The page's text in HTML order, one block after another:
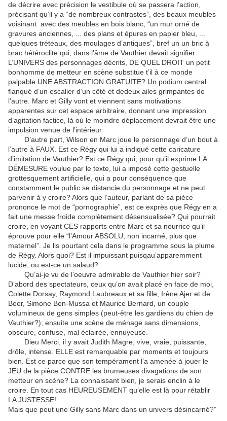
de décrire avec précision le vestibule où se passera l’action,
précisant qu’il y a “de nombreux contrastes”, des beaux meubles
voisinant avec des meubles en bois blanc, “un mur orné de
gravures anciennes, ... des plans et épures en papier bleu, ...
quelques tréteaux, des moulages d’antiques”, bref un un bric à
brac hétéroclite qui, dans l’âme de Vauthier devait signifier
L’UNIVERS des personnages décrits, DE QUEL DROIT un petit
bonhomme de metteur en scène substitue t’il à ce monde
palpable UNE ABSTRACTION GRATUITE? Un podium central
flanqué d’un escalier d’un côté et dedeux ailes grimpantes de
l’autre. Marc et Gilly vont et viennent sans motivations
apparentes sur cet espace arbitraire, donnant une impression
d’agitation factice, là où le moindre déplacement devrait être une
impulsion venue de l’intérieur.
D’autre part, Wilson en Marc joue le personnage d’un bout à
l’autre à FAUX. Est ce Régy qui lui a indiqué cette caricature
d’imitation de Vauthier? Est ce Régy qui, pour qu’il exprime LA
DÉMESURE voulue par le texte, lui a imposé cette gestuelle
grottesquement artificielle, qui a pour conséquence que
constamment le public se distancie du personnage et ne peut
parvenir à y croire? Alors que l’auteur, parlant de sa pièce
prononce le mot de “pornographie”, est ce exprès que Régy en a
fait une messe froide complètement désensualisée? Qui pourrait
croire, en voyant CES rapports entre Marc et sa nourrice qu’il
éprouve pour elle “l’Amour ABSOLU, non incarné, plus que
maternel”. Je lis pourtant cela dans le programme sous la plume
de Régy. Alors quoi? Est il impuissant puisqau’apparemment
lucide, ou est-ce un salaud?
Qu’ai-je vu de l’oeuvre admirable de Vauthier hier soir?
D’abord des spectateurs, ceux qu’on avait placé en face de moi,
Colette Dorsay, Raymond Laubreaux et sa fille, Irène Ajer et de
Beer, Simone Ben-Mussa et Maurice Bernard, un couple
volumineux de gens simples (peut-être les gardiens du chien de
Vauthier?); ensuite une scène de ménage sans dimensions,
obscure, confuse, mal éclairée, ennuyeuse.
Dieu Merci, il y avait Judith Magre, vive, vraie, puissante,
drôle, intense. ELLE est remarquable par moments et toujours
bien. Est ce parce que son tempérament l’a amenée à jouer le
JEU de la pièce CONTRE les brumeuses divagations de son
metteur en scène? La connaissant bien, je serais enclin à le
croire. En tout cas HEUREUSEMENT qu’elle est là pour rétablir
LA JUSTESSE!
Mais que peut une Gilly sans Marc dans un univers désincarné?”